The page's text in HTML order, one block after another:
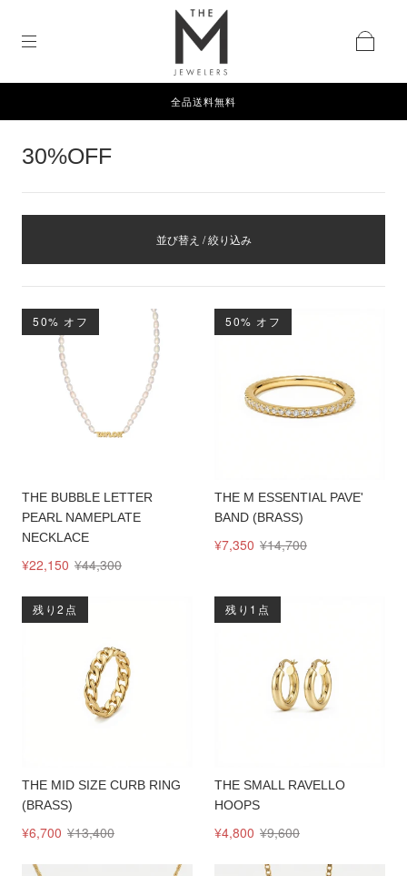
全品送料無料
30%OFF
並び替え / 絞り込み
50% オフ
THE BUBBLE LETTER
PEARL NAMEPLATE
NECKLACE
¥22,150 ¥44,300
50% オフ
THE M ESSENTIAL PAVE'
BAND (BRASS)
¥7,350 ¥14,700
残り2点
THE MID SIZE CURB RING
(BRASS)
¥6,700 ¥13,400
残り1点
THE SMALL RAVELLO
HOOPS
¥4,800 ¥9,600